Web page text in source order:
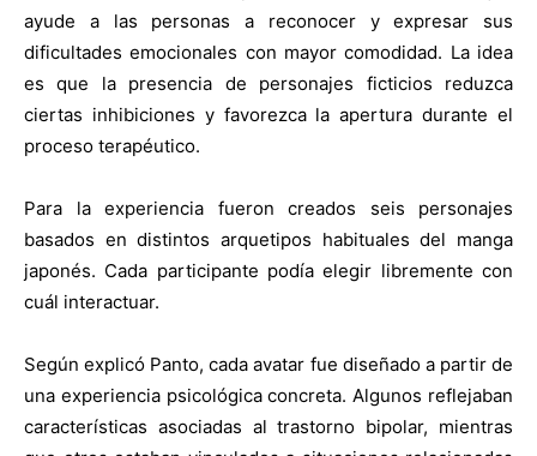
ayude a las personas a reconocer y expresar sus
dificultades emocionales con mayor comodidad. La idea
es que la presencia de personajes ficticios reduzca
ciertas inhibiciones y favorezca la apertura durante el
proceso terapéutico.
Para la experiencia fueron creados seis personajes
basados en distintos arquetipos habituales del manga
japonés. Cada participante podía elegir libremente con
cuál interactuar.
Según explicó Panto, cada avatar fue diseñado a partir de
una experiencia psicológica concreta. Algunos reflejaban
características asociadas al trastorno bipolar, mientras